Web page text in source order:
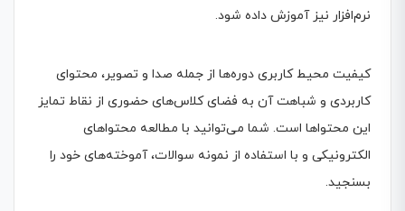
نرم‌افزار نیز آموزش داده شود.
کیفیت محیط کاربری دوره‌ها از جمله صدا و تصویر، محتوای
کاربردی و شباهت آن به فضای کلاس‌های حضوری از نقاط تمایز
این محتواها است. شما می‌توانید با مطالعه محتواهای
الکترونیکی و با استفاده از نمونه سوالات، آموخته‌های خود را
بسنجید.